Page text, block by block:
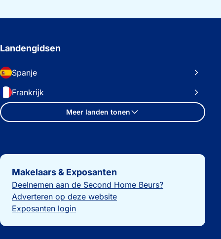
Landengidsen
Spanje
Frankrijk
Meer landen tonen
Belangrijke links
Makelaars & Exposanten
Deelnemen aan de Second Home Beurs?
Adverteren op deze website
Exposanten login